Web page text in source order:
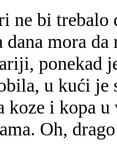
ne bi trebalo
dana mora
ponekad
u kući je
koze i kopa
Oh,